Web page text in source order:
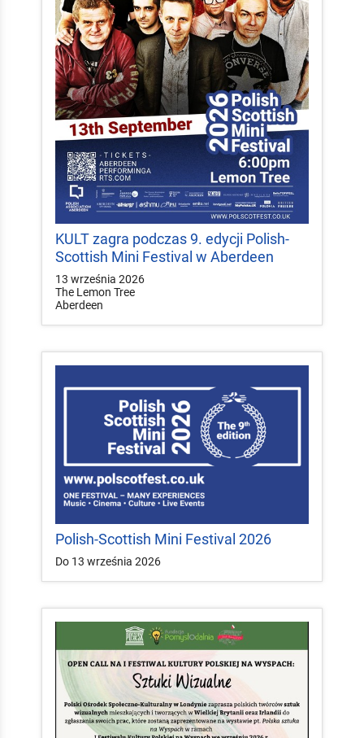
KULT zagra podczas 9. edycji Polish-
Scottish Mini Festival w Aberdeen
13 września 2026
The Lemon Tree
Aberdeen
Polish-Scottish Mini Festival 2026
Do 13 września 2026